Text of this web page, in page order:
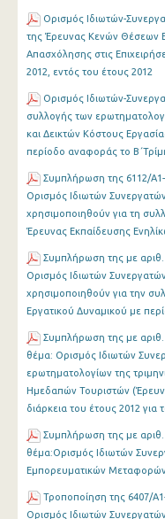
Ορισμός Ιδιωτών-
της Έρευνας Κενών Θέσεων
Απασχόλησης στις
2012, εντός του έτους 2012
Ορισμός Ιδιωτών-
συλλογής των
και Δεικτών Κόστους
περίοδο αναφοράς το
Συμπλήρωση της 6112/
Ορισμός Ιδιωτών
χρησιμοποιηθούν για τη
Έρευνας Εκπαίδευσης
Συμπλήρωση της με
Ορισμός Ιδιωτών
χρησιμοποιηθούν για την
Εργατικού Δυναμικού με
Συμπλήρωση της με
θέμα: Oρισμός Ιδιωτών
ερωτηματολογίων της
Ημεδαπών Τουριστών
διάρκεια του έτους 2012 για
Συμπλήρωση της με
θέμα:Oρισμός Ιδιωτών
Εμπορευματικών Μεταφορών,
Τροποποίηση της 6407/
Ορισμός Ιδιωτών